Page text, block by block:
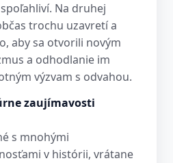
Na druhej
trochu uzavretí a
aby sa otvorili novým
a odhodlanie im
výzvam s odvahou.
zaujímavosti
s mnohými
v histórii, vrátane